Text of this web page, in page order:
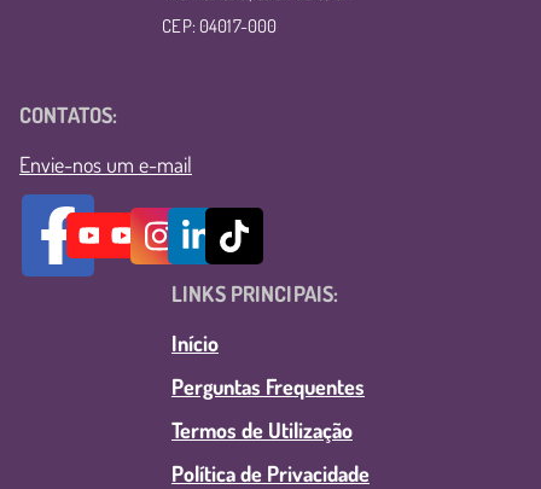
CEP: 04017-000
CONTATOS:
Envie-nos um e-mail
LINKS PRINCIPAIS:
Início
Perguntas Frequentes
Termos de Utilização
Política de Privacidade